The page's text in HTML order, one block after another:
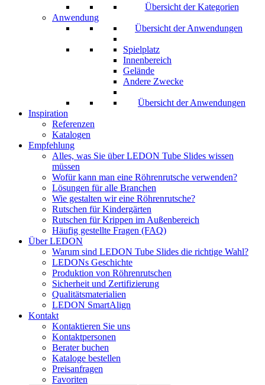
Übersicht der Kategorien
Anwendung
Übersicht der Anwendungen
Spielplatz
Innenbereich
Gelände
Andere Zwecke
Übersicht der Anwendungen
Inspiration
Referenzen
Katalogen
Empfehlung
Alles, was Sie über LEDON Tube Slides wissen
müssen
Wofür kann man eine Röhrenrutsche verwenden?
Lösungen für alle Branchen
Wie gestalten wir eine Röhrenrutsche?
Rutschen für Kindergärten
Rutschen für Krippen im Außenbereich
Häufig gestellte Fragen (FAQ)
Über LEDON
Warum sind LEDON Tube Slides die richtige Wahl?
LEDONs Geschichte
Produktion von Röhrenrutschen
Sicherheit und Zertifizierung
Qualitätsmaterialien
LEDON SmartAlign
Kontakt
Kontaktieren Sie uns
Kontaktpersonen
Berater buchen
Kataloge bestellen
Preisanfragen
Favoriten